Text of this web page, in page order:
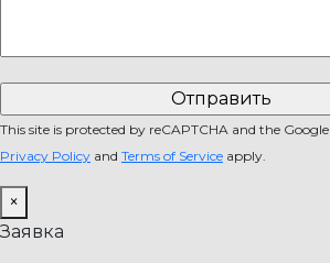
This site is protected by reCAPTCHA and the Google
Privacy Policy and Terms of Service apply.
×
Заявка